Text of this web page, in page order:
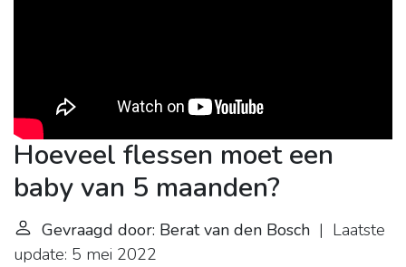
Hoeveel flessen moet een
baby van 5 maanden?
Gevraagd door: Berat van den Bosch | Laatste
update: 5 mei 2022